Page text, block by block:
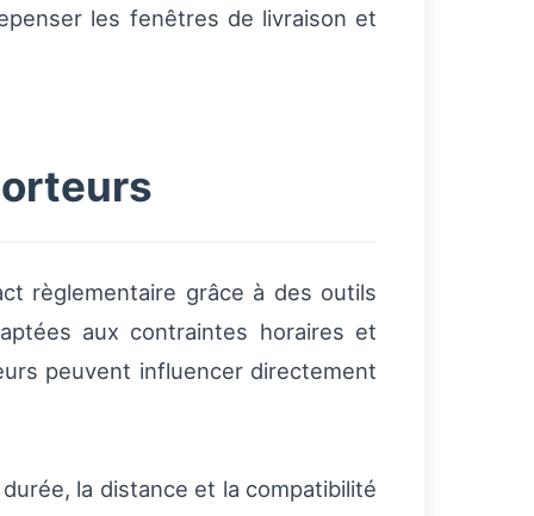
les fenêtres de livraison et
règlementaire grâce à des outils
aux contraintes horaires et
peuvent influencer directement
la distance et la compatibilité